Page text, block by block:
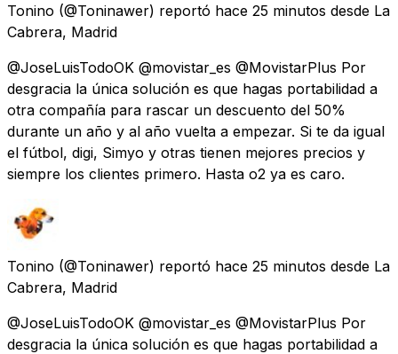
Tonino (@Toninawer) reportó hace 25 minutos desde La
Cabrera, Madrid
@JoseLuisTodoOK @movistar_es @MovistarPlus Por
desgracia la única solución es que hagas portabilidad a
otra compañía para rascar un descuento del 50%
durante un año y al año vuelta a empezar. Si te da igual
el fútbol, digi, Simyo y otras tienen mejores precios y
siempre los clientes primero. Hasta o2 ya es caro.
Tonino (@Toninawer) reportó hace 25 minutos desde La
Cabrera, Madrid
@JoseLuisTodoOK @movistar_es @MovistarPlus Por
desgracia la única solución es que hagas portabilidad a